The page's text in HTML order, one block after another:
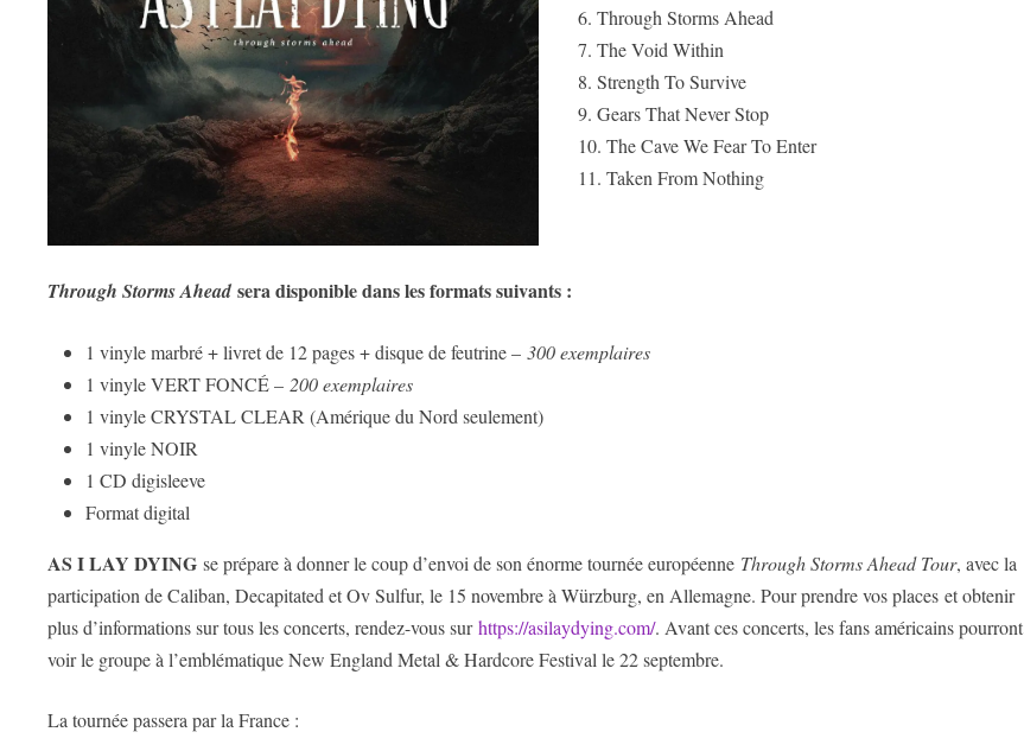
6. Through Storms Ahead
7. The Void Within
8. Strength To Survive
9. Gears That Never Stop
10. The Cave We Fear To Enter
11. Taken From Nothing
Through Storms Aheadsera disponible dans les formats suivants :
1 vinyle marbré + livret de 12 pages + disque de feutrine –300 exemplaires
1 vinyle VERT FONCÉ –200 exemplaires
1 vinyle CRYSTAL CLEAR (Amérique du Nord seulement)
1 vinyle NOIR
1 CD digisleeve
Format digital
AS I LAY DYING se prépare à donner le coup d’envoi de son énorme tournée européenne Through Storms Ahead Tour, avec la
participation de Caliban, Decapitated et Ov Sulfur, le 15 novembre à Würzburg, en Allemagne. Pour prendre vos places et obtenir
plus d’informations sur tous les concerts, rendez-vous surhttps://asilaydying.com/. Avant ces concerts, les fans américains pourront
voir le groupe à l’emblématique New England Metal & Hardcore Festival le 22 septembre.
La tournée passera par la France :